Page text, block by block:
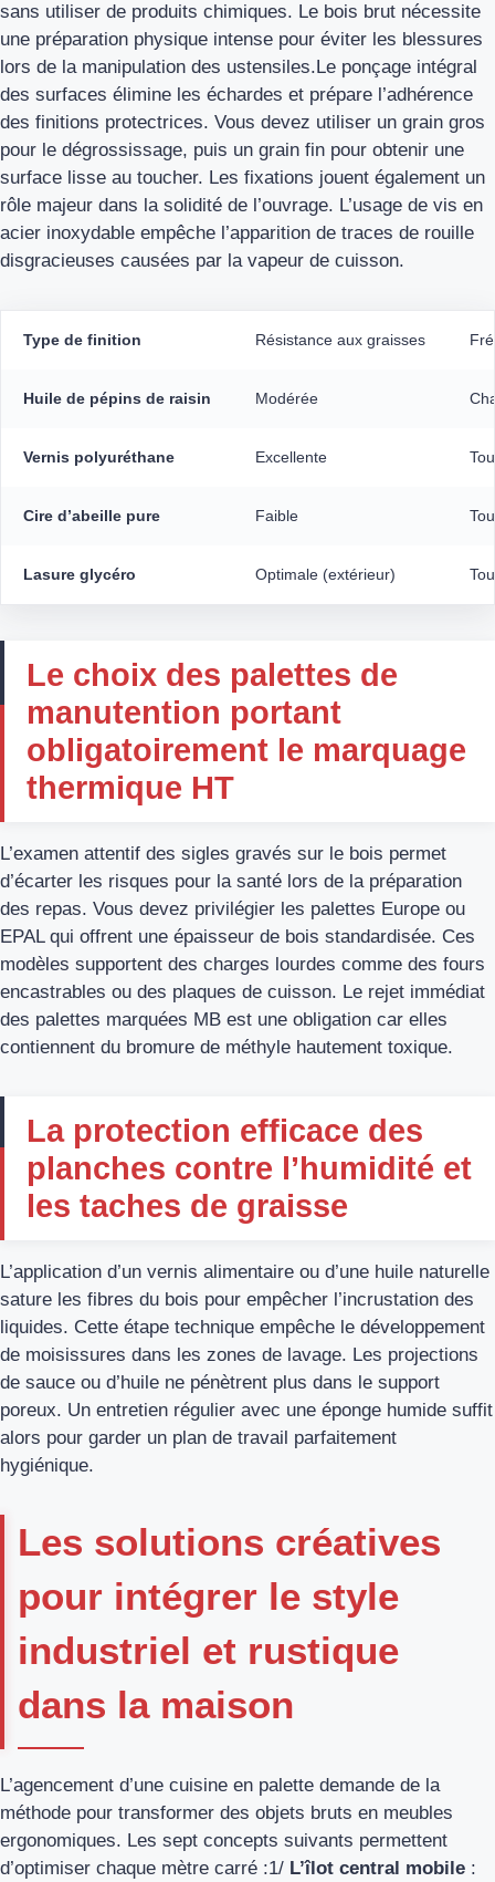
sans utiliser de produits chimiques. Le bois brut nécessite
une préparation physique intense pour éviter les blessures
lors de la manipulation des ustensiles.Le ponçage intégral
des surfaces élimine les échardes et prépare l’adhérence
des finitions protectrices. Vous devez utiliser un grain gros
pour le dégrossissage, puis un grain fin pour obtenir une
surface lisse au toucher. Les fixations jouent également un
rôle majeur dans la solidité de l’ouvrage. L’usage de vis en
acier inoxydable empêche l’apparition de traces de rouille
disgracieuses causées par la vapeur de cuisson.
Type de finition Résistance aux graisses
Huile de pépins de raisin Modérée
Vernis polyuréthane Excellente
Cire d’abeille pure Faible
Lasure glycéro Optimale (extérieur)
Le choix des palettes de
manutention portant
obligatoirement le marquage
thermique HT
L’examen attentif des sigles gravés sur le bois permet
d’écarter les risques pour la santé lors de la préparation
des repas. Vous devez privilégier les palettes Europe ou
EPAL qui offrent une épaisseur de bois standardisée. Ces
modèles supportent des charges lourdes comme des fours
encastrables ou des plaques de cuisson. Le rejet immédiat
des palettes marquées MB est une obligation car elles
contiennent du bromure de méthyle hautement toxique.
La protection efficace des
planches contre l’humidité et
les taches de graisse
L’application d’un vernis alimentaire ou d’une huile naturelle
sature les fibres du bois pour empêcher l’incrustation des
liquides. Cette étape technique empêche le développement
de moisissures dans les zones de lavage. Les projections
de sauce ou d’huile ne pénètrent plus dans le support
poreux. Un entretien régulier avec une éponge humide suffit
alors pour garder un plan de travail parfaitement
hygiénique.
Les solutions créatives
pour intégrer le style
industriel et rustique
dans la maison
L’agencement d’une cuisine en palette demande de la
méthode pour transformer des objets bruts en meubles
ergonomiques. Les sept concepts suivants permettent
d’optimiser chaque mètre carré :1/ L’îlot central mobile :